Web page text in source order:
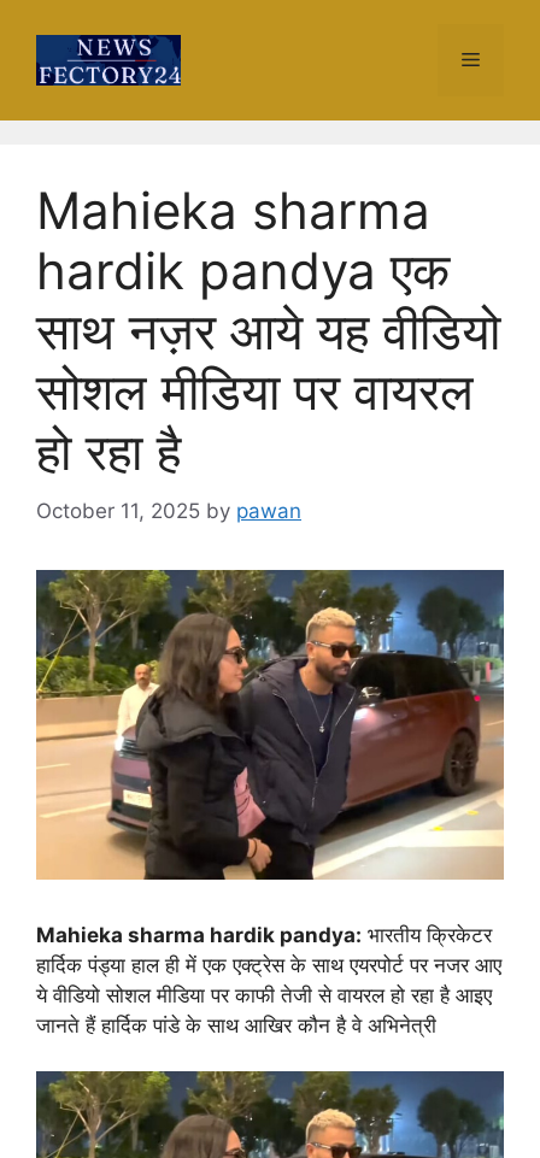
content
Menu
Mahieka sharma
hardik pandya एक
साथ नज़र आये यह वीडियो
सोशल मीडिया पर वायरल
हो रहा है
October 11, 2025 by pawan
Mahieka sharma hardik pandya: भारतीय क्रिकेटर
हार्दिक पंड्या हाल ही में एक एक्ट्रेस के साथ एयरपोर्ट पर नजर आए
ये वीडियो सोशल मीडिया पर काफी तेजी से वायरल हो रहा है आइए
जानते हैं हार्दिक पांडे के साथ आखिर कौन है वे अभिनेत्री